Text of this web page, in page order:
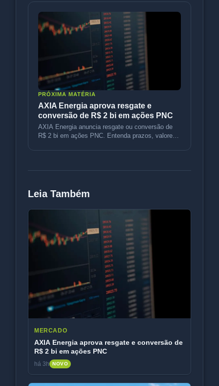
PRÓXIMA MATÉRIA
AXIA Energia aprova resgate e
conversão de R$ 2 bi em ações PNC
AXIA Energia anuncia resgate ou conversão de
R$ 2 bi em ações PNC. Entenda prazos, valores
Leia Também
MERCADO
AXIA Energia aprova resgate e conversão de
R$ 2 bi em ações PNC
há 3h NOVO